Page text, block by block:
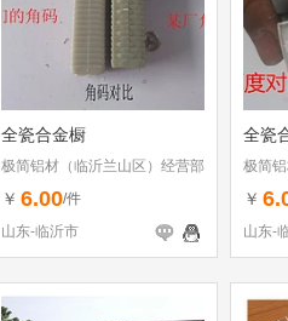
全瓷合金橱
极简铝材（临沂兰山区）经营部
￥ 6.00/件
山东-临沂市
全瓷
极简
￥
山东-